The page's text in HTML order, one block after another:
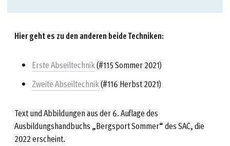
Hier geht es zu den anderen beide Techniken:
Erste Abseiltechnik(#115 Sommer 2021)
Zweite Abseiltechnik(#116 Herbst 2021)
Text und Abbildungen aus der 6. Auflage des
Ausbildungshandbuchs „Bergsport Sommer“ des SAC, die
2022 erscheint.